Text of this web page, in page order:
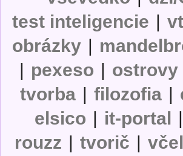
test inteligencie |
obrázky |
| pexeso | ostrovy
tvorba | filozofia |
elsico | it-portal |
rouzz | tvorič |